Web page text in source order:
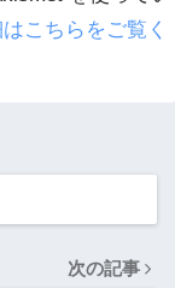
こちらをご覧く
次の記事